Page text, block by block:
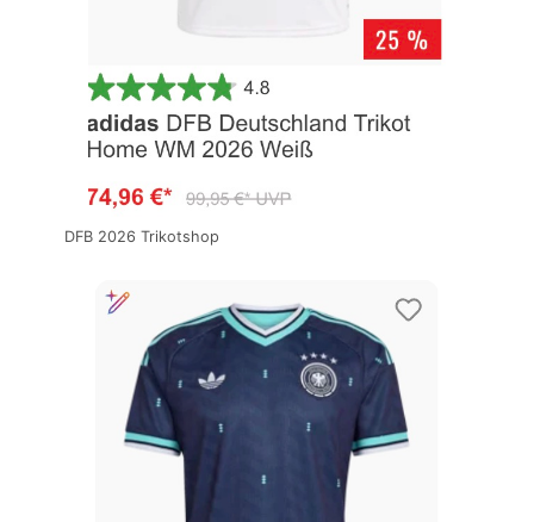
DFB 2026 Trikotshop